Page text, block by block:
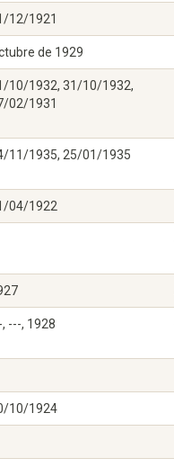
12/1921
de 1929
10/1932, 31/10/1932,
02/1931
11/1935, 25/01/1935
04/1922
---, 1928
10/1924